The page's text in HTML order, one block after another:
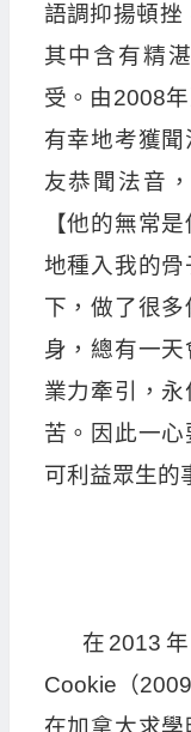
語調抑揚頓挫
其中含有精
受。由2008
有幸地考獲
友恭聞法音
【他的無常
地種入我的
下，做了很
身，總有一
業力牽引，
苦。因此一
可利益眾生的
在2013
Cookie（
在加拿大求